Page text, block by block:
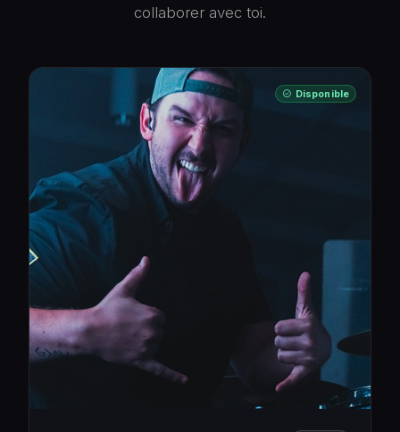
collaborer avec toi.
Disponible